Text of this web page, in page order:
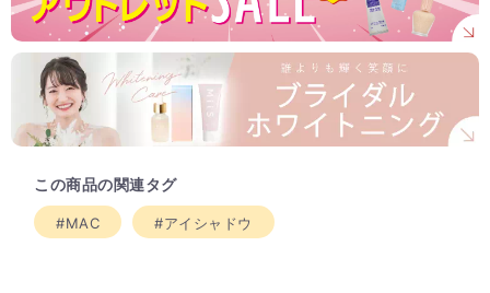
この商品の関連タグ
#MAC #アイシャドウ